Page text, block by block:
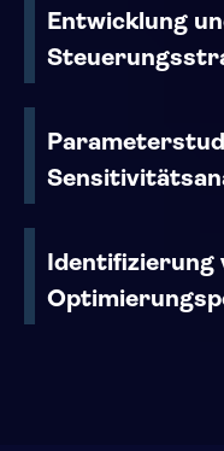
Entwicklung
Identifizierung